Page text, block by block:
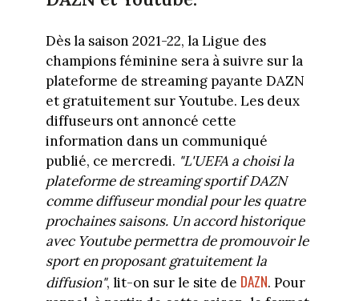
Dès la saison 2021-22, la Ligue des
champions féminine sera à suivre sur la
plateforme de streaming payante DAZN
et gratuitement sur Youtube. Les deux
diffuseurs ont annoncé cette
information dans un communiqué
publié, ce mercredi. "L'UEFA a choisi la
plateforme de streaming sportif DAZN
comme diffuseur mondial pour les quatre
prochaines saisons. Un accord historique
avec Youtube permettra de promouvoir le
sport en proposant gratuitement la
diffusion", lit-on sur le site de DAZN. Pour